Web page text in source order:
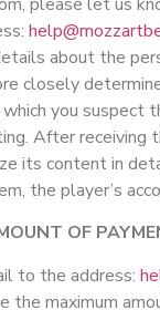
about the
closely
you suspect
After receiving
its content in
the player’s
OF
to the address:
the maximum